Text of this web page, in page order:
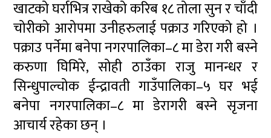
खाटको घर्राभित्र राखेको करिब १८ तोला सुन र चाँदी
चोरीको आरोपमा उनीहरुलाई पक्राउ गरिएको हो ।
पक्राउ पर्नेमा बनेपा नगरपालिका–८ मा डेरा गरी बस्ने
करुणा घिमिरे, सोही ठाउँका राजु मानन्धर र
सिन्धुपाल्चोक ईन्द्रावती गाउँपालिका–५ घर भई
बनेपा नगरपालिका–८ मा डेरागरी बस्ने सृजना
आचार्य रहेका छन् ।